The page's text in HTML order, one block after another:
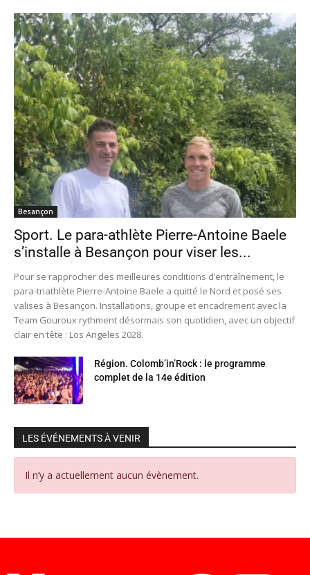
Besançon
Sport. Le para-athlète Pierre-Antoine Baele
s’installe à Besançon pour viser les...
Pour se rapprocher des meilleures conditions d’entraînement, le
para-triathlète Pierre-Antoine Baele a quitté le Nord et posé ses
valises à Besançon. Installations, groupe et encadrement avec la
Team Gouroux rythment désormais son quotidien, avec un objectif
clair en tête : Los Angeles 2028.
Région. Colomb’in’Rock : le programme
complet de la 14e édition
LES ÉVÉNEMENTS À VENIR
Il n’y a actuellement aucun évènement.